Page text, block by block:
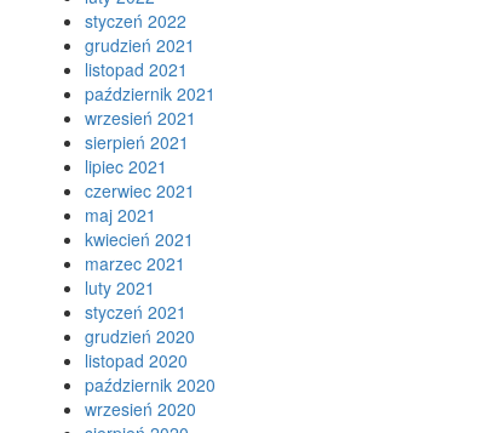
styczeń 2022
grudzień 2021
listopad 2021
październik 2021
wrzesień 2021
sierpień 2021
lipiec 2021
czerwiec 2021
maj 2021
kwiecień 2021
marzec 2021
luty 2021
styczeń 2021
grudzień 2020
listopad 2020
październik 2020
wrzesień 2020